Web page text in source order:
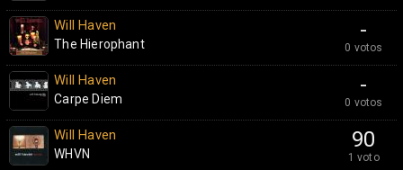
-
0 votos
Will Haven
The Hierophant
-
0 votos
Will Haven
Carpe Diem
90
1 voto
Will Haven
WHVN